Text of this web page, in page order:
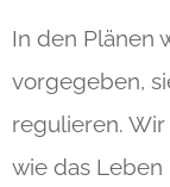
In den Plänen
vorgegeben,
regulieren.
wie das Leben